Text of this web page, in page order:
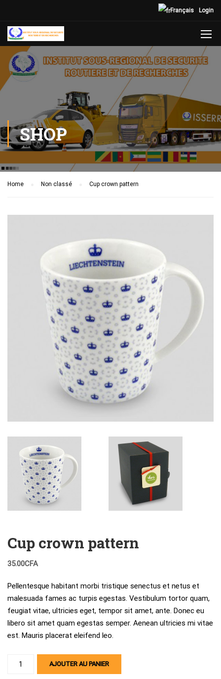
Login
Français
SHOP
Home Non classé Cup crown pattern
Cup crown pattern
35.00CFA
Pellentesque habitant morbi tristique senectus et netus et
malesuada fames ac turpis egestas. Vestibulum tortor quam,
feugiat vitae, ultricies eget, tempor sit amet, ante. Donec eu
libero sit amet quam egestas semper. Aenean ultricies mi vitae
est. Mauris placerat eleifend leo.
quantité
AJOUTER AU PANIER